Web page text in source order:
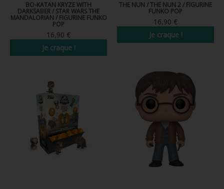
BO-KATAN KRYZE WITH
DARKSABER / STAR WARS THE
MANDALORIAN / FIGURINE FUNKO
POP
16,90 €
Je craque !
THE NUN / THE NUN 2 / FIGURINE
FUNKO POP
16,90 €
Je craque !